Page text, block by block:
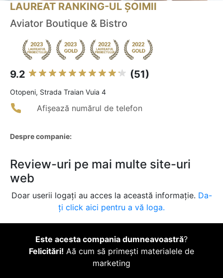
LAUREAT RANKING-UL ȘOIMII
Aviator Boutique & Bistro
9.2 (51)
Otopeni, Strada Traian Vuia 4
Afișează numărul de telefon
Despre companie:
Review-uri pe mai multe site-uri
web
Doar userii logați au acces la această informație. Da-
ți click aici pentru a vă loga.
Este acesta compania dumneavoastră?
Felicitări! Aă cum să primești materialele de
marketing